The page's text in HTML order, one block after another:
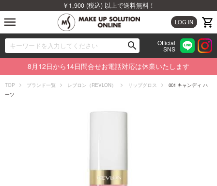
￥1,900 (税込) 以上で送料無料！
LOG IN
menu
search
00
Official
SNS
ブランドから探す
カテゴリから探す
ビューティジャーナルから探す
8月12日から14日問合せお電話対応は休業いたします
TOP ブランド一覧 レブロン（REVLON） リップグロス
001 キャンディ ハ
ーツ